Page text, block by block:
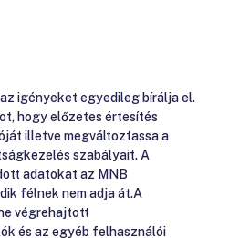
igényeket egyedileg bírálja el.
hogy előzetes értesítés
illetve megváltoztassa a
szabályait. A
adatokat az MNB
félnek nem adja át.A
végrehajtott
és az egyéb felhasználói